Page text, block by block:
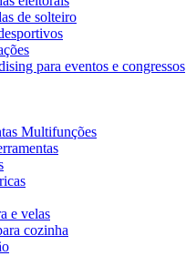
de solteiro
para eventos e congressos
Multifunções
e velas
cozinha